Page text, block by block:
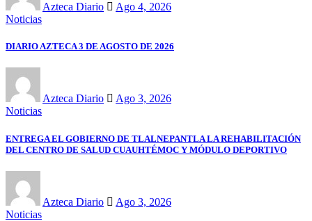
Azteca Diario
Ago 4, 2026
Noticias
DIARIO AZTECA 3 DE AGOSTO DE 2026
Azteca Diario
Ago 3, 2026
Noticias
ENTREGA EL GOBIERNO DE TLALNEPANTLA LA REHABILITACIÓN
DEL CENTRO DE SALUD CUAUHTÉMOC Y MÓDULO DEPORTIVO
Azteca Diario
Ago 3, 2026
Noticias